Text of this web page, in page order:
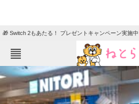
🎁 Switch 2もあたる！ プレゼントキャンペーン実施中
ねとらぼメニュー
TOP ニュー